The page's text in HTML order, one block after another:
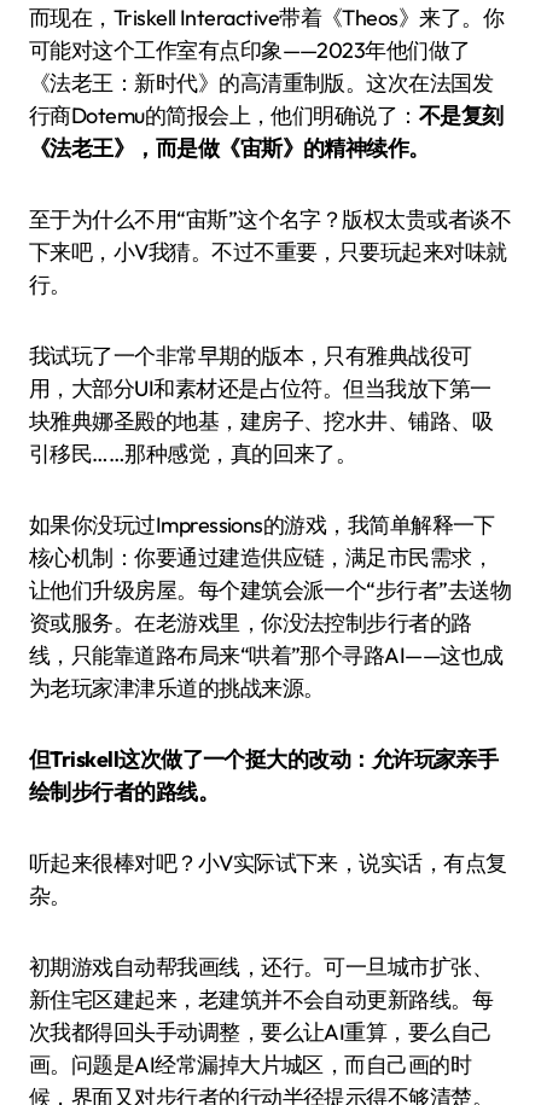
而现在，Triskell Interactive带着《Theos》来了。你
可能对这个工作室有点印象——2023年他们做了
《法老王：新时代》的高清重制版。这次在法国发
行商Dotemu的简报会上，他们明确说了： 不是复刻
《法老王》，而是做《宙斯》的精神续作。
至于为什么不用“宙斯”这个名字？版权太贵或者谈不
下来吧，小V我猜。不过不重要，只要玩起来对味就
行。
我试玩了一个非常早期的版本，只有雅典战役可
用，大部分UI和素材还是占位符。但当我放下第一
块雅典娜圣殿的地基，建房子、挖水井、铺路、吸
引移民……那种感觉，真的回来了。
如果你没玩过Impressions的游戏，我简单解释一下
核心机制：你要通过建造供应链，满足市民需求，
让他们升级房屋。每个建筑会派一个“步行者”去送物
资或服务。在老游戏里，你没法控制步行者的路
线，只能靠道路布局来“哄着”那个寻路AI——这也成
为老玩家津津乐道的挑战来源。
但Triskell这次做了一个挺大的改动：允许玩家亲手
绘制步行者的路线。
听起来很棒对吧？小V实际试下来，说实话，有点复
杂。
初期游戏自动帮我画线，还行。可一旦城市扩张、
新住宅区建起来，老建筑并不会自动更新路线。每
次我都得回头手动调整，要么让AI重算，要么自己
画。问题是AI经常漏掉大片城区，而自己画的时
候，界面又对步行者的行动半径提示得不够清楚。